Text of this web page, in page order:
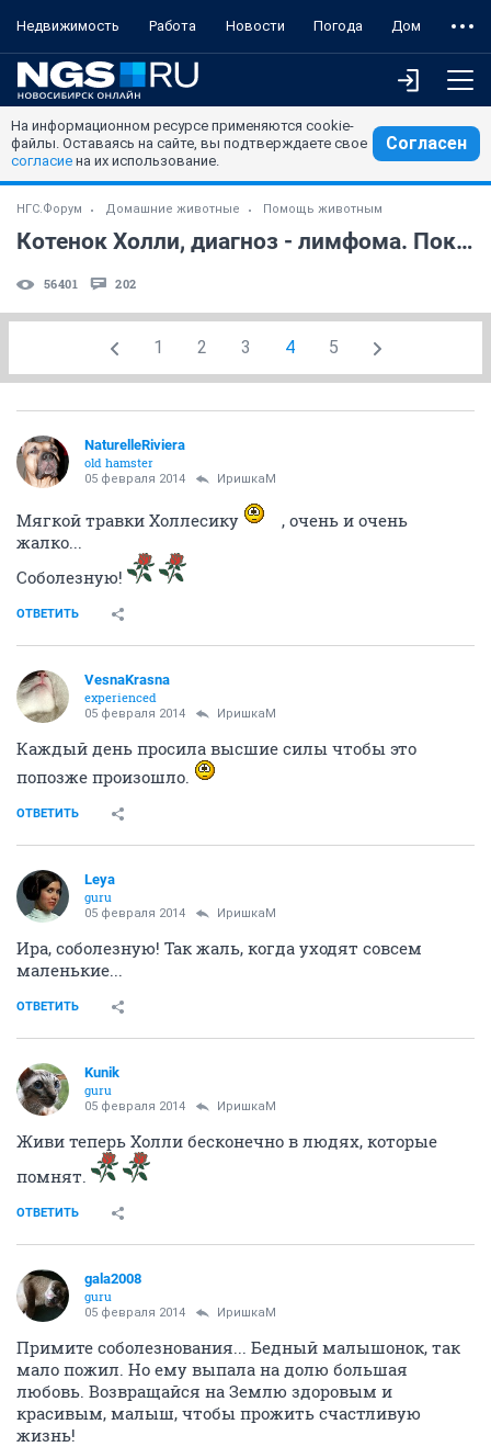
Недвижимость Работа Новости Погода Дом
На информационном ресурсе применяются cookie-
файлы. Оставаясь на сайте, вы подтверждаете свое
согласие на их использование.
Согласен
НГС.Форум Домашние животные Помощь животным
Котенок Холли, диагноз - лимфома. Пока бьется сердце....
56401 202
1 2 3 4 5
NaturelleRiviera
old hamster
05 февраля 2014 ИришкаМ
Мягкой травки Холлесику
, очень и очень
жалко...
Соболезную!
ОТВЕТИТЬ
VesnaKrasna
experienced
05 февраля 2014 ИришкаМ
Каждый день просила высшие силы чтобы это
попозже произошло.
ОТВЕТИТЬ
Leya
guru
05 февраля 2014 ИришкаМ
Ира, соболезную! Так жаль, когда уходят совсем
маленькие...
ОТВЕТИТЬ
Kunik
guru
05 февраля 2014 ИришкаМ
Живи теперь Холли бесконечно в людях, которые
помнят.
ОТВЕТИТЬ
gala2008
guru
05 февраля 2014 ИришкаМ
Примите соболезнования... Бедный малышонок, так
мало пожил. Но ему выпала на долю большая
любовь. Возвращайся на Землю здоровым и
красивым, малыш, чтобы прожить счастливую
жизнь!